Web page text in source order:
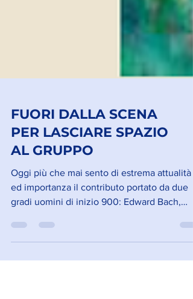
FUORI DALLA SCENA
PER LASCIARE SPAZIO
AL GRUPPO
Oggi più che mai sento di estrema attualità
ed importanza il contributo portato da due